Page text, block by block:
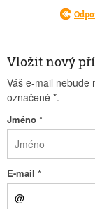
Vložit nový
Váš e-mail nebude
označené *.
Jméno *
E-mail *